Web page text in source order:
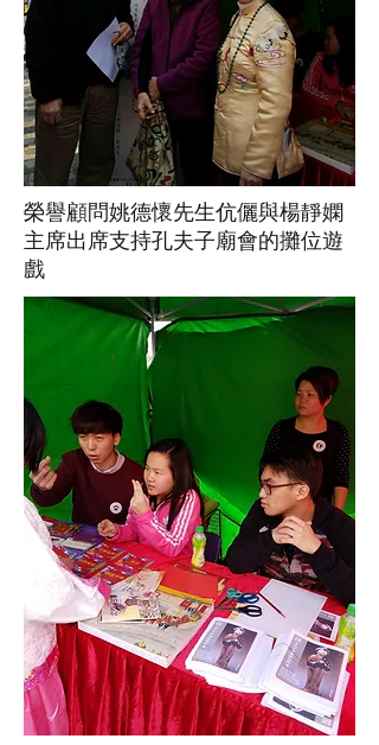
​榮譽顧問姚德懷先生伉儷與楊靜嫻
主席出席支持孔夫子廟會的攤位遊
戲